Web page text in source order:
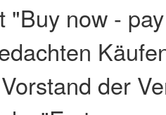
"Buy now -
der